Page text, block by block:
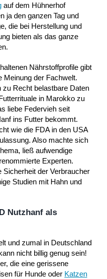
auf dem Hühnerhof
ja den ganzen Tag und
die bei Herstellung und
bieten als das ganze
Nährstoffprofile gibt
Meinung der Fachwelt.
zu Recht belastbare Daten
in Marokko zu
liebe Federvieh seit
ins Futter bekommt.
wie die FDA in den USA
Also machte sich
ließ aufwendige
Experten.
Sicherheit der Verbraucher
Studien mit Hahn und
Nutzhanf als
und zumal in Deutschland
nicht billig genug sein!
die eine gerissene
für Hunde oder Katzen